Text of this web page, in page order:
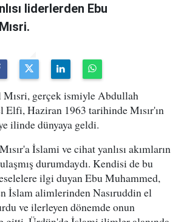
liderlerden Ebu
gerçek ismiyle Abdullah
Haziran 1963 tarihinde Mısır'ın
ilinde dünyaya geldi.
İslami ve cihat yanlısı akımların
durumdaydı. Kendisi de bu
ilgi duyan Ebu Muhammed,
İslam alimlerinden Nasıruddin el
ve ilerleyen dönemde onun